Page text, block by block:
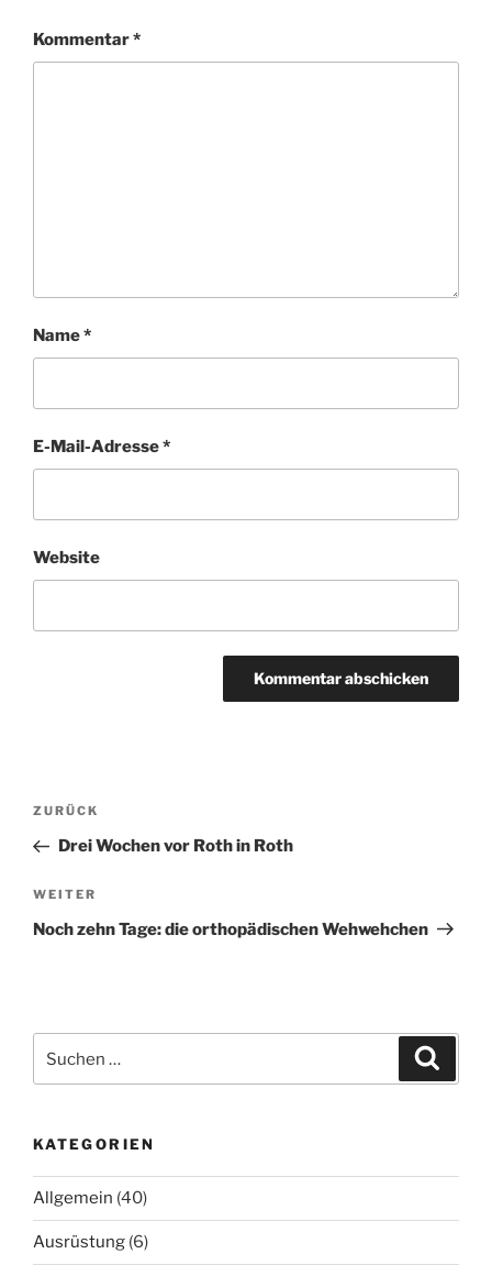
Kommentar*
Name*
E-Mail-Adresse*
Website
Beitragsnavigation
Vorheriger
Beitrag
ZURÜCK
Drei Wochen vor Roth in Roth
Nächster
Beitrag
WEITER
Noch zehn Tage: die orthopädischen Wehwehchen
nach:
KATEGORIEN
Allgemein (40)
Ausrüstung (6)